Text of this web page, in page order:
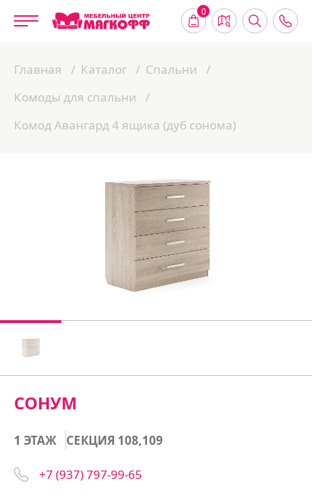
0
Главная Каталог
Спальни
Комоды для спальни
Комод Авангард 4 ящика (дуб сонома)
СОНУМ
1 ЭТАЖ СЕКЦИЯ 108,109
+7 (937) 797-99-65